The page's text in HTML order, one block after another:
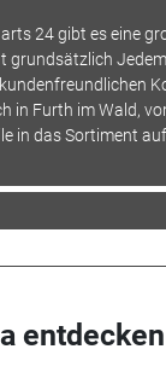
24 gibt es eine
grundsätzlich
in Furth im Wald,
in das Sortiment
entdecken